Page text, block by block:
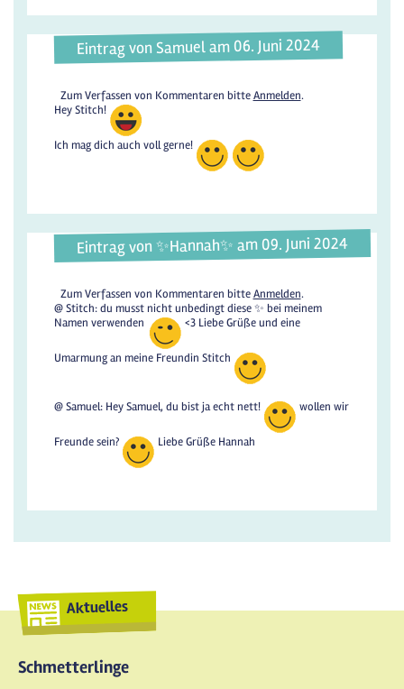
Eintrag von Samuel am 06. Juni 2024
Zum Verfassen von Kommentaren bitteAnmelden.
Hey Stitch!
Ich mag dich auch voll gerne!
Eintrag von ✨️Hannah✨️ am 09. Juni 2024
Zum Verfassen von Kommentaren bitteAnmelden.
@ Stitch: du musst nicht unbedingt diese ✨️ bei meinem
Namen verwenden
<3 Liebe Grüße und eine
Umarmung an meine Freundin Stitch
@ Samuel: Hey Samuel, du bist ja echt nett! wollen wir
Freunde sein? Liebe Grüße Hannah
Aktuelles
Schmetterlinge